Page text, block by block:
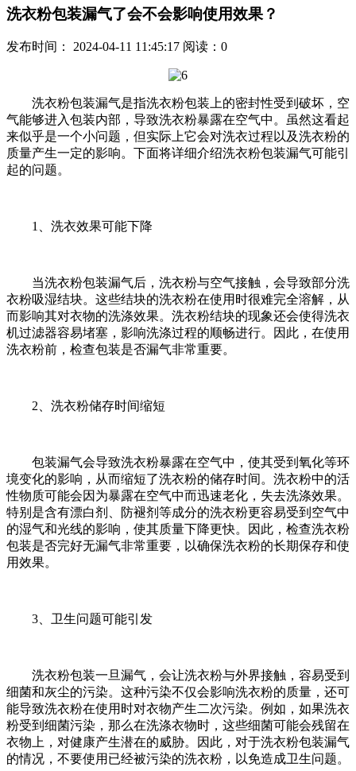
洗衣粉包装漏气了会不会影响使用效果？
发布时间： 2024-04-11 11:45:17 阅读： 0
洗衣粉包装漏气是指洗衣粉包装上的密封性受到破坏，空
气能够进入包装内部，导致洗衣粉暴露在空气中。虽然这看起
来似乎是一个小问题，但实际上它会对洗衣过程以及洗衣粉的
质量产生一定的影响。下面将详细介绍洗衣粉包装漏气可能引
起的问题。
1、洗衣效果可能下降
当洗衣粉包装漏气后，洗衣粉与空气接触，会导致部分洗
衣粉吸湿结块。这些结块的洗衣粉在使用时很难完全溶解，从
而影响其对衣物的洗涤效果。洗衣粉结块的现象还会使得洗衣
机过滤器容易堵塞，影响洗涤过程的顺畅进行。因此，在使用
洗衣粉前，检查包装是否漏气非常重要。
2、洗衣粉储存时间缩短
包装漏气会导致洗衣粉暴露在空气中，使其受到氧化等环
境变化的影响，从而缩短了洗衣粉的储存时间。洗衣粉中的活
性物质可能会因为暴露在空气中而迅速老化，失去洗涤效果。
特别是含有漂白剂、防褪剂等成分的洗衣粉更容易受到空气中
的湿气和光线的影响，使其质量下降更快。因此，检查洗衣粉
包装是否完好无漏气非常重要，以确保洗衣粉的长期保存和使
用效果。
3、卫生问题可能引发
洗衣粉包装一旦漏气，会让洗衣粉与外界接触，容易受到
细菌和灰尘的污染。这种污染不仅会影响洗衣粉的质量，还可
能导致洗衣粉在使用时对衣物产生二次污染。例如，如果洗衣
粉受到细菌污染，那么在洗涤衣物时，这些细菌可能会残留在
衣物上，对健康产生潜在的威胁。因此，对于洗衣粉包装漏气
的情况，不要使用已经被污染的洗衣粉，以免造成卫生问题。